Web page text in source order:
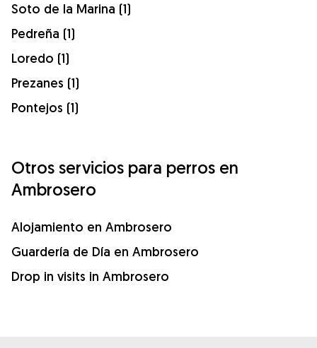
Soto de la Marina (1)
Pedreña (1)
Loredo (1)
Prezanes (1)
Pontejos (1)
Otros servicios para perros en
Ambrosero
Alojamiento en Ambrosero
Guardería de Día en Ambrosero
Drop in visits in Ambrosero